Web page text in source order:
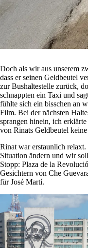
Doch als wir aus unserem
dass er seinen Geldbeutel
zur Bushaltestelle zurück,
schnappten ein Taxi und
fühlte sich ein bisschen an
Film. Bei der nächsten
sprangen hinein, ich
von Rinats Geldbeutel
Rinat war erstaunlich
Situation ändern und wir
Stopp: Plaza de la
Gesichtern von Che
für José Martí.